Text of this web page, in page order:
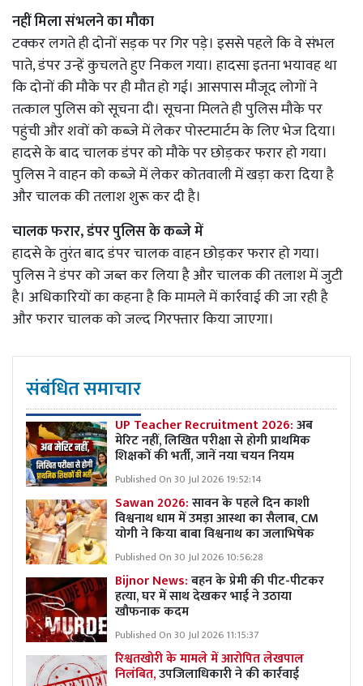
नहीं मिला संभलने का मौका
टक्कर लगते ही दोनों सड़क पर गिर पड़े। इससे पहले कि वे संभल
पाते, डंपर उन्हें कुचलते हुए निकल गया। हादसा इतना भयावह था
कि दोनों की मौके पर ही मौत हो गई। आसपास मौजूद लोगों ने
तत्काल पुलिस को सूचना दी। सूचना मिलते ही पुलिस मौके पर
पहुंची और शवों को कब्जे में लेकर पोस्टमार्टम के लिए भेज दिया।
हादसे के बाद चालक डंपर को मौके पर छोड़कर फरार हो गया।
पुलिस ने वाहन को कब्जे में लेकर कोतवाली में खड़ा करा दिया है
और चालक की तलाश शुरू कर दी है।
चालक फरार, डंपर पुलिस के कब्जे में
हादसे के तुरंत बाद डंपर चालक वाहन छोड़कर फरार हो गया।
पुलिस ने डंपर को जब्त कर लिया है और चालक की तलाश में जुटी
है। अधिकारियों का कहना है कि मामले में कार्रवाई की जा रही है
और फरार चालक को जल्द गिरफ्तार किया जाएगा।
संबंधित समाचार
UP Teacher Recruitment 2026:अब
मेरिट नहीं, लिखित परीक्षा से होगी प्राथमिक
शिक्षकों की भर्ती, जानें नया चयन नियम
Published On 30 Jul 2026 19:52:14
Sawan 2026:सावन के पहले दिन काशी
विश्वनाथ धाम में उमड़ा आस्था का सैलाब, CM
योगी ने किया बाबा विश्वनाथ का जलाभिषेक
Published On 30 Jul 2026 10:56:28
Bijnor News:बहन के प्रेमी की पीट-पीटकर
हत्या, घर में साथ देखकर भाई ने उठाया
खौफनाक कदम
Published On 30 Jul 2026 11:15:37
रिश्वतखोरी के मामले में आरोपित लेखपाल
निलंबित,उपजिलाधिकारी ने की कार्रवाई